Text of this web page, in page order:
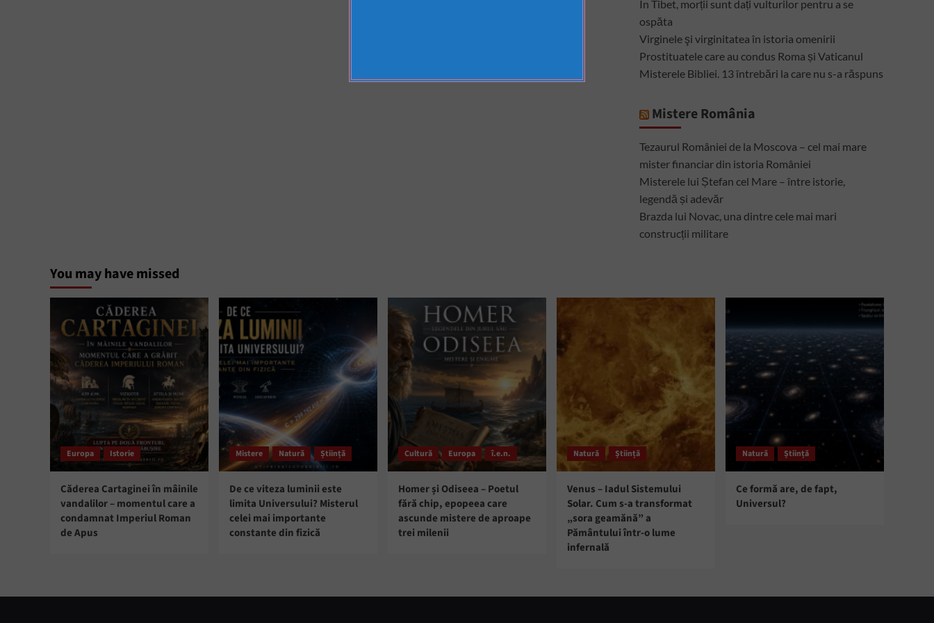
În Tibet, morții sunt dați vulturilor pentru a se
ospăta
Virginele şi virginitatea în istoria omenirii
Prostituatele care au condus Roma și Vaticanul
Misterele Bibliei. 13 întrebări la care nu s-a răspuns
Mistere România
Tezaurul României de la Moscova – cel mai mare
mister financiar din istoria României
Misterele lui Ștefan cel Mare – între istorie,
legendă și adevăr
Brazda lui Novac, una dintre cele mai mari
construcții militare
You may have missed
Europa Istorie
Căderea Cartaginei în mâinile
vandalilor – momentul care a
condamnat Imperiul Roman
de Apus
Mistere Natură Știință
De ce viteza luminii este
limita Universului? Misterul
celei mai importante
constante din fizică
Cultură Europa î.e.n.
Homer și Odiseea – Poetul
fără chip, epopeea care
ascunde mistere de aproape
trei milenii
Natură Știință
Venus – Iadul Sistemului
Solar. Cum s-a transformat
„sora geamănă” a
Pământului într-o lume
infernală
Natură Știință
Ce formă are, de fapt,
Universul?